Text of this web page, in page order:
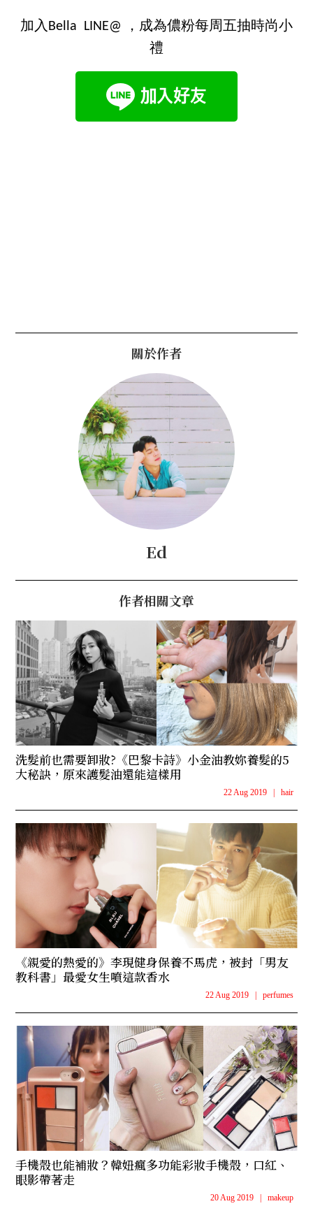
加入Bella LINE@ ，成為儂粉每周五抽時尚小
禮
關於作者
Ed
作者相關文章
洗髮前也需要卸妝?《巴黎卡詩》小金油教妳養髮的5
大秘訣，原來護髮油還能這樣用
22 Aug 2019 | hair
《親愛的熱愛的》李現健身保養不馬虎，被封「男友
教科書」最愛女生噴這款香水
22 Aug 2019 | perfumes
手機殼也能補妝？韓妞瘋多功能彩妝手機殼，口紅、
眼影帶著走
20 Aug 2019 | makeup